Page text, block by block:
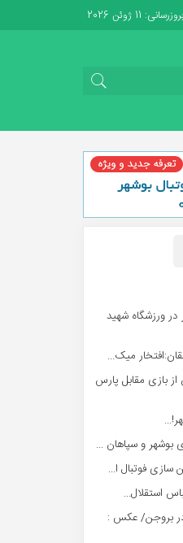
11 ژوئن 2026
ورزشگاه شهید
میک...
بازی مقابل پارس
بوشهر و سپاهان ...
سازی فوتبال ا...
استقلال...
در بروجن/ عکس :